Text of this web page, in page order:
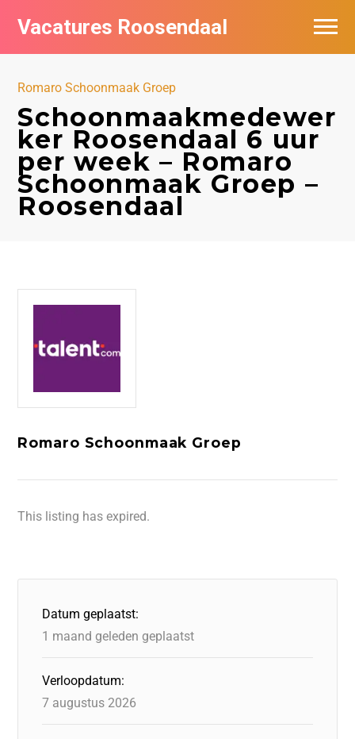
Vacatures Roosendaal
Romaro Schoonmaak Groep
Schoonmaakmedewer
ker Roosendaal 6 uur
per week – Romaro
Schoonmaak Groep –
Roosendaal
Romaro Schoonmaak Groep
This listing has expired.
Datum geplaatst:
1 maand geleden geplaatst
Verloopdatum:
7 augustus 2026
Vacatures bij bedrijven
De populairste vacatures in Roosendaal